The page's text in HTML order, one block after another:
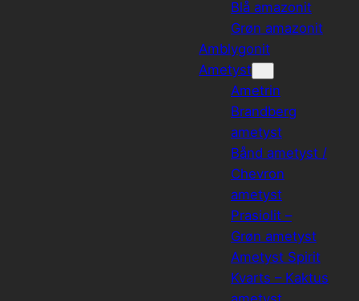
Blå amazonit
Grøn amazonit
Amblygonit
Ametyst
Ametrin
Brandberg
ametyst
Bånd ametyst /
Chevron
ametyst
Prasiolit –
Grøn ametyst
Ametyst Spirit
Kvarts – Kaktus